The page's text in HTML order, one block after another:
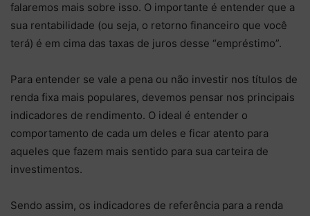
falaremos mais sobre isso. O importante é entender que a
sua rentabilidade (ou seja, o retorno financeiro que você
terá) é em cima das taxas de juros desse “empréstimo”.
Para entender se vale a pena ou não investir nos títulos de
renda fixa mais populares, devemos pensar nos principais
indicadores de rendimento. O ideal é entender o
comportamento de cada um deles e ficar atento para
aqueles que fazem mais sentido para sua carteira de
investimentos.
Sendo assim, os indicadores de referência para a renda